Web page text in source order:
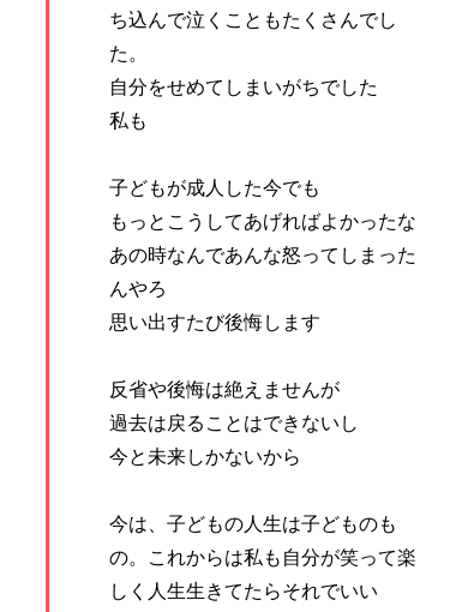
ち込んで泣くこともたくさんでし
た。
自分をせめてしまいがちでした
私も
子どもが成人した今でも
もっとこうしてあげればよかったな
あの時なんであんな怒ってしまった
んやろ
思い出すたび後悔します
反省や後悔は絶えませんが
過去は戻ることはできないし
今と未来しかないから
今は、子どもの人生は子どものも
の。これからは私も自分が笑って楽
しく人生生きてたらそれでいい